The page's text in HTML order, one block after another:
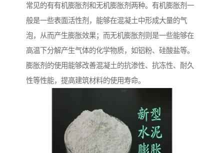
常见的有有机膨胀剂和无机膨胀剂两种。有机膨胀剂一
般是一些表面活性剂，能够在混凝土中形成大量的气
泡，从而产生膨胀效果；而无机膨胀剂则是一些能够在
高温下分解产生气体的化学物质，如铝粉、硅酸盐等。
膨胀剂的使用能够改善混凝土的抗渗性、抗冻性、耐久
性等性能，提高建筑材料的使用寿命。